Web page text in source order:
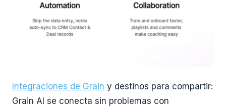
Integraciones de Grain y destinos para compartir:
Grain AI se conecta sin problemas con